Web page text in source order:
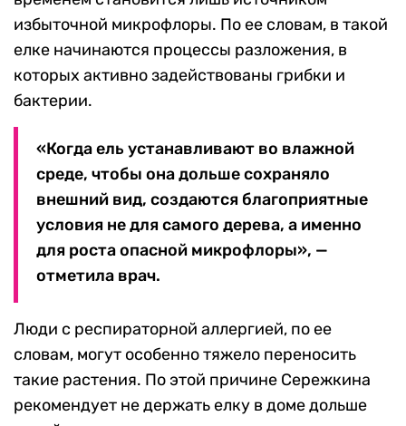
избыточной микрофлоры. По ее словам, в такой
елке начинаются процессы разложения, в
которых активно задействованы грибки и
бактерии.
«Когда ель устанавливают во влажной
среде, чтобы она дольше сохраняло
внешний вид, создаются благоприятные
условия не для самого дерева, а именно
для роста опасной микрофлоры», —
отметила врач.
Люди с респираторной аллергией, по ее
словам, могут особенно тяжело переносить
такие растения. По этой причине Сережкина
рекомендует не держать елку в доме дольше